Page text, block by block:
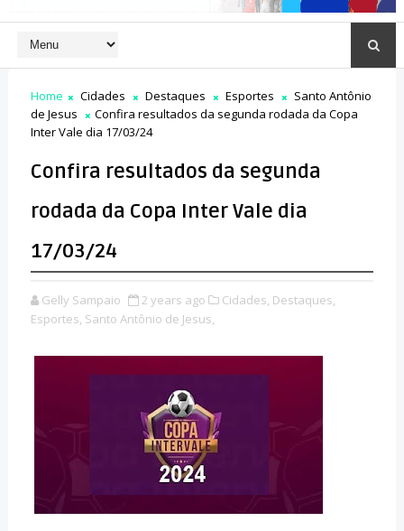
Home Cidades Destaques Esportes
Santo Antônio
de Jesus
Confira resultados da segunda rodada da Copa
Inter Vale dia 17/03/24
Confira resultados da segunda
rodada da Copa Inter Vale dia
17/03/24
Gelly Sampaio 2 years ago Cidades, Destaques,
Esportes, Santo Antônio de Jesus,